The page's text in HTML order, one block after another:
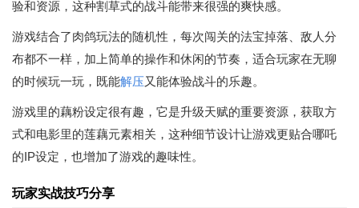
验和资源，这种割草式的战斗能带来很强的爽快感。
游戏结合了肉鸽玩法的随机性，每次闯关的法宝掉落、敌人分
布都不一样，加上简单的操作和休闲的节奏，适合玩家在无聊
的时候玩一玩，既能解压又能体验战斗的乐趣。
游戏里的藕粉设定很有趣，它是升级天赋的重要资源，获取方
式和电影里的莲藕元素相关，这种细节设计让游戏更贴合哪吒
的IP设定，也增加了游戏的趣味性。
玩家实战技巧分享